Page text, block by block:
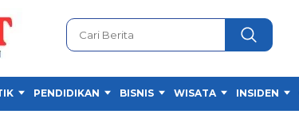
PENDIDIKAN BISNIS WISATA INSIDEN